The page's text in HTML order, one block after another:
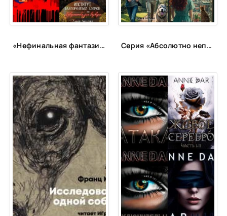
25
26
«Нефинальная фантазия»: лонг-лист Серия «Абсолютно неправильные люди»